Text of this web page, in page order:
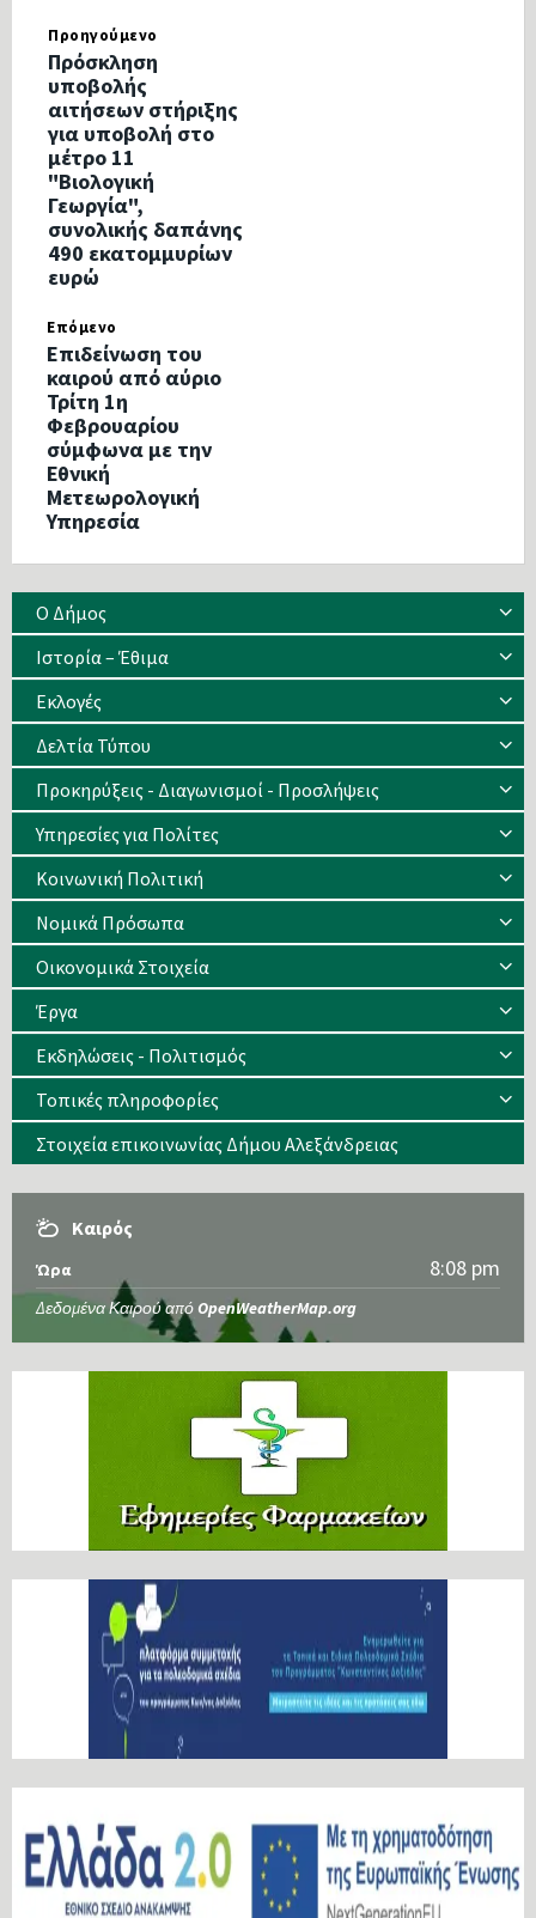
Προηγούμενο
Πρόσκληση
υποβολής
αιτήσεων στήριξης
για υποβολή στο
μέτρο 11
"Βιολογική
Γεωργία",
συνολικής δαπάνης
490 εκατομμυρίων
ευρώ
Επόμενο
Επιδείνωση του
καιρού από αύριο
Τρίτη 1η
Φεβρουαρίου
σύμφωνα με την
Εθνική
Μετεωρολογική
Υπηρεσία
Ο Δήμος
Ιστορία – Έθιμα
Eκλογές
Δελτία Τύπου
Προκηρύξεις - Διαγωνισμοί - Προσλήψεις
Υπηρεσίες για Πολίτες
Κοινωνική Πολιτική
Νομικά Πρόσωπα
Οικονομικά Στοιχεία
Έργα
Εκδηλώσεις - Πολιτισμός
Τοπικές πληροφορίες
Στοιχεία επικοινωνίας Δήμου Αλεξάνδρειας
Καιρός
Ώρα 8:08 pm
Δεδομένα Καιρού από OpenWeatherMap.org